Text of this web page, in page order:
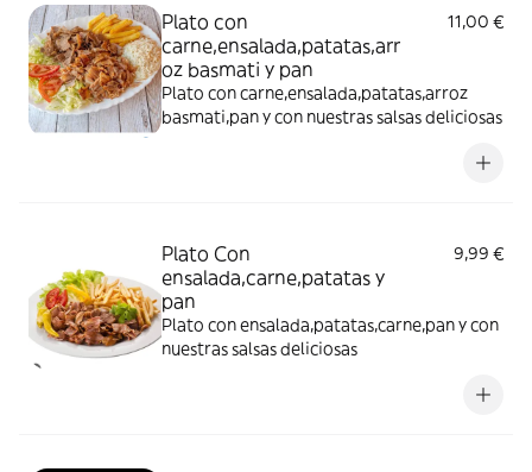
Plato con
carne,ensalada,patatas,arr
oz basmati y pan
11,00 €
Plato con carne,ensalada,patatas,arroz
basmati,pan y con nuestras salsas deliciosas
Plato Con
ensalada,carne,patatas y
pan
9,99 €
Plato con ensalada,patatas,carne,pan y con
nuestras salsas deliciosas